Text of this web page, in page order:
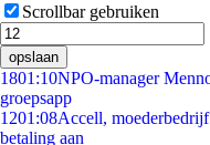
Scrollbar gebruiken
opslaan
1801:10NPO-manager
groepsapp
1201:08Accell,
betaling aan